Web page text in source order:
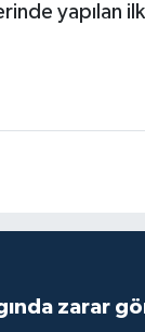
yapılan
zarar